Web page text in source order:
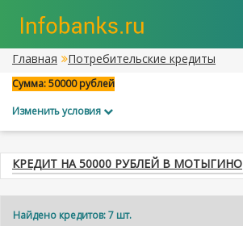
Главная Потребительские кредиты
КРЕДИТ НА 50000 РУБЛЕЙ В МОТЫГИНО
Сумма: 50000 рублей
Изменить условия
Найдено кредитов: 7 шт.